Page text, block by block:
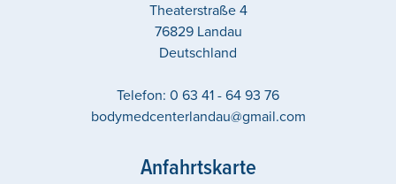
Theaterstraße 4
76829 Landau
Deutschland
Telefon: 0 63 41 - 64 93 76
bodymedcenterlandau@gmail.com
Anfahrtskarte